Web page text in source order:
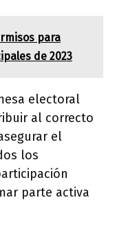
para
de 2023
electoral
al correcto
el
los
parte activa